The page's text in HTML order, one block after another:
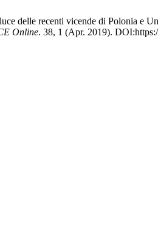
delle recenti vicende di Polonia e
Online. 38, 1 (Apr. 2019).